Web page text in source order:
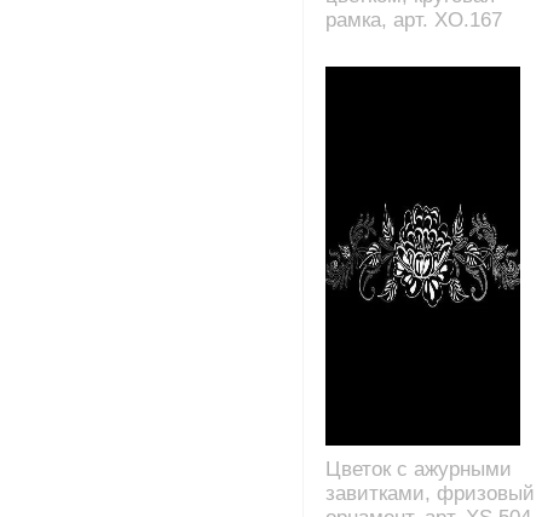
рамка, арт. XO.167
Цветок с ажурными
завитками, фризовый